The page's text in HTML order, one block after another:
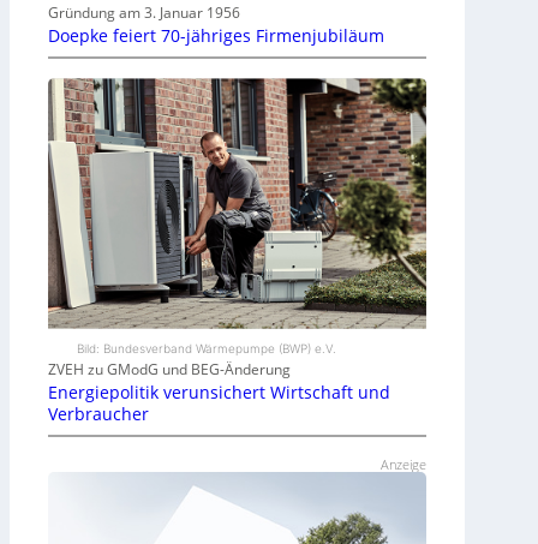
Gründung am 3. Januar 1956
Doepke feiert 70-jähriges Firmenjubiläum
Bild: Bundesverband Wärmepumpe (BWP) e.V.
ZVEH zu GModG und BEG-Änderung
Energiepolitik verunsichert Wirtschaft und
Verbraucher
Anzeige